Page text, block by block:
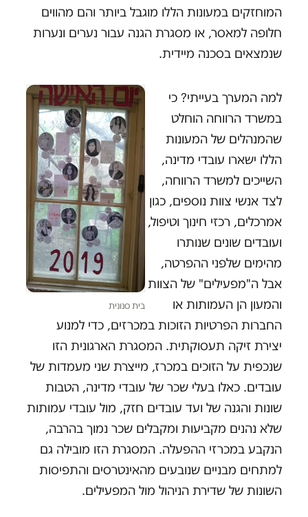
המוחזקים במעונות הללו מוגבל ביותר והם מהווים
חלופה למאסר, או מסגרת הגנה עבור נערים ונערות
שנמצאים בסכנה מיידית.
בית סנונית
למה המערך בעייתי? כי
במשרד הרווחה הוחלט
שהמנהלים של המעונות
הללו ישארו עובדי מדינה,
השייכים למשרד הרווחה,
לצד אנשי צוות נוספים, כגון
אמרכלים, רכזי חינוך וטיפול,
ועובדים שונים שנותרו
מהימים שלפני ההפרטה,
אבל ה"מפעילים" של הצוות
והמעון הן העמותות או
החברות הפרטיות הזוכות במכרזים, כדי למנוע
יצירת זיקה תעסוקתית. המסגרת הארגונית הזו
שנכפית על הזוכים במכרז, מייצרת שני מעמדות של
עובדים. כאלו בעלי שכר של עובדי מדינה, הטבות
שונות והגנה של ועד עובדים חזק, מול עובדי עמותות
שלא נהנים מקביעות ומקבלים שכר נמוך בהרבה,
הנקבע במכרזי ההפעלה. המסגרת הזו מובילה גם
למתחים מבניים שנובעים מהאינטרסים והתפיסות
השונות של שדירת הניהול מול המפעילים.